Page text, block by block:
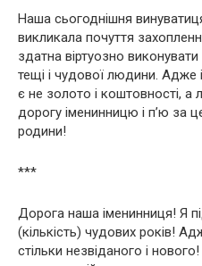
Наша сьогоднішня
викликала почуття
здатна віртуозно
тещі і чудової людини. Адже
є не золото і коштовності,
дорогу іменинницю і п’ю за
родини!
***
Дорога наша іменинниця! Я
(кількість) чудових років!
стільки незвіданого і